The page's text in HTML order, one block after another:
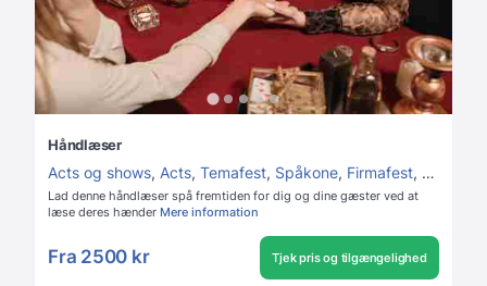
Håndlæser
Acts og shows, Acts, Temafest, Spåkone, Firmafest,
Lad denne håndlæser spå fremtiden for dig og dine gæster ved at
læse deres hænder Mere information
Fra 2500 kr Tjek pris og tilgængelighed